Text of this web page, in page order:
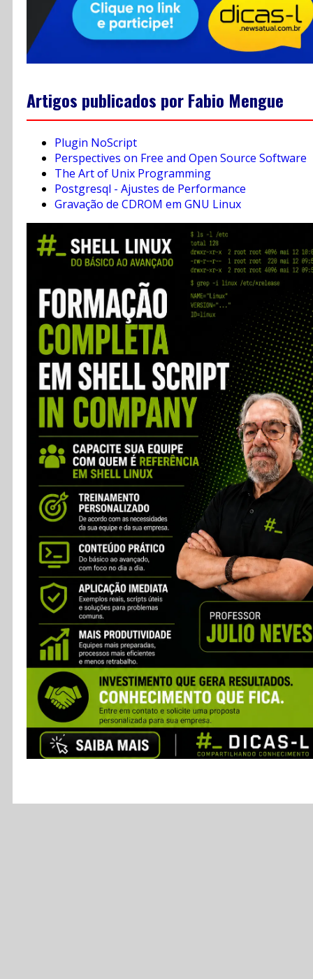
Artigos publicados por Fabio Mengue
Plugin NoScript
Perspectives on Free and Open Source Software
The Art of Unix Programming
Postgresql - Ajustes de Performance
Gravação de CDROM em GNU Linux